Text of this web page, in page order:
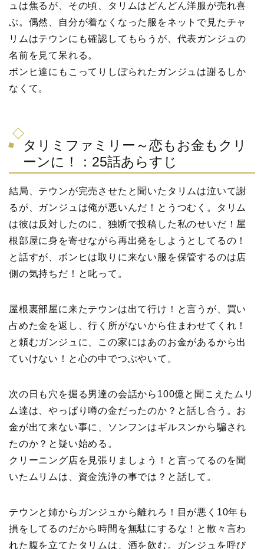
ュは焦るが、その頃、タリムはどんどん洋服が売れ喜
ぶ。偶然、自分が着なくなった服をネットで見たチャ
リムはテウンにも確認してもらうが、代表ガンジュの
名前を見て呆れる。
ボンヒ達にもこってりしぼられたガンジュは謝るしか
なくて。
タリミファミリー～恋もお金もクリ
ーンに！：25話あらすじ
結局、テウンが完売させたと聞いたタリムは泣いて謝
るが、ガンジュは俺が悪いんだ！とうつむく。タリム
は彼は反対したのに、独断で投稿した私のせいだ！屋
根部屋に身を寄せながら再出発をしようとしてるの！
と話すが、ボンヒは取りに来ない服を保管するのは店
側の気持ちだ！と叱って。
屋根裏部屋に来たテウンは出て行け！と言うが、買い
占めた金を返し、行く所がないから住まわせてくれ！
と頼むガンジュに、この家にはあのお金があるから出
ていけない！と心の中でつぶやいて。
次の日も穴を掘る男達の会話から100億と聞こえたムリ
ム達は、やっぱり噂の金だったのか？と話し合う。お
金が出て来ない事に、ソンフンはギルスンから騙され
たのか？と疑い始める。
クリーニング店を見張りましょう！と言ってるのを聞
いたムリムは、資金洗浄の事では？と話して。
テウンと姉からガンジュから離れろ！目が悪く10年も
損をしてるのだから時間を無駄にするな！と散々言わ
れた腹を立てたタリムは、酒を飲む。ガンジュを呼び